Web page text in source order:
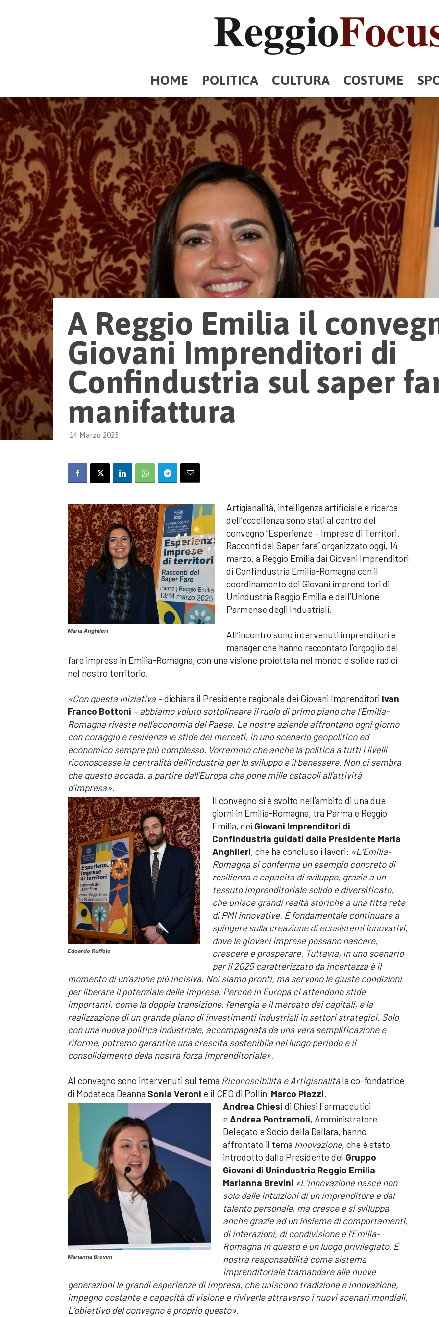
HOME POLITICA CULTURA COSTUME
A Reggio Emilia il
Giovani Imprenditori di
Confindustria sul saper
manifattura
14 Marzo 2025
Maria Anghileri
Artigianalità, intelligenza artificiale e ricerca
dell’eccellenza sono stati al centro del
convegno “Esperienze – Imprese di Territori.
Racconti del Saper fare” organizzato oggi, 14
marzo, a Reggio Emilia dai Giovani Imprenditori
di Confindustria Emilia-Romagna con il
coordinamento dei Giovani imprenditori di
Unindustria Reggio Emilia e dell’Unione
Parmense degli Industriali.
All’incontro sono intervenuti imprenditori e
manager che hanno raccontato l’orgoglio del
fare impresa in Emilia-Romagna, con una visione proiettata nel mondo e solide radici
nel nostro territorio.
«Con questa iniziativa –dichiara il Presidente regionale dei Giovani Imprenditori Ivan
Franco Bottoni – abbiamo voluto sottolineare il ruolo di primo piano che l’Emilia-
Romagna riveste nell’economia del Paese. Le nostre aziende affrontano ogni giorno
con coraggio e resilienza le sfide dei mercati, in uno scenario geopolitico ed
economico sempre più complesso. Vorremmo che anche la politica a tutti i livelli
riconoscesse la centralità dell’industria per lo sviluppo e il benessere. Non ci sembra
che questo accada, a partire dall’Europa che pone mille ostacoli all’attività
d’impresa».
Edoardo Ruffolo
Il convegno si è svolto nell’ambito di una due
giorni in Emilia-Romagna, tra Parma e Reggio
Emilia, dei Giovani Imprenditori di
Confindustria guidati dalla Presidente Maria
Anghileri, che ha concluso i lavori: «L’Emilia-
Romagna si conferma un esempio concreto di
resilienza e capacità di sviluppo, grazie a un
tessuto imprenditoriale solido e diversificato,
che unisce grandi realtà storiche a una fitta rete
di PMI innovative. È fondamentale continuare a
spingere sulla creazione di ecosistemi innovativi,
dove le giovani imprese possano nascere,
crescere e prosperare. Tuttavia, in uno scenario
per il 2025 caratterizzato da incertezza è il
momento di un’azione più incisiva. Noi siamo pronti, ma servono le giuste condizioni
per liberare il potenziale delle imprese. Perché in Europa ci attendono sfide
importanti, come la doppia transizione, l’energia e il mercato dei capitali, e la
realizzazione di un grande piano di investimenti industriali in settori strategici. Solo
con una nuova politica industriale, accompagnata da una vera semplificazione e
riforme, potremo garantire una crescita sostenibile nel lungo periodo e il
consolidamento della nostra forza imprenditoriale».
Al convegno sono intervenuti sul tema Riconoscibilità e Artigianalitàla co-fondatrice
di Modateca Deanna Sonia Veroni e il CEO di Pollini Marco Piazzi.
Marianna Brevini
Andrea Chiesi di Chiesi Farmaceutici
e Andrea Pontremoli, Amministratore
Delegato e Socio della Dallara, hanno
affrontato il tema Innovazione, che è stato
introdotto dalla Presidente del Gruppo
Giovani di Unindustria Reggio Emilia
Marianna Brevini «L’innovazione nasce non
solo dalle intuizioni di un imprenditore e dal
talento personale, ma cresce e si sviluppa
anche grazie ad un insieme di comportamenti,
di interazioni, di condivisione e l’Emilia-
Romagna in questo è un luogo privilegiato. È
nostra responsabilità come sistema
imprenditoriale tramandare alle nuove
generazioni le grandi esperienze di impresa, che uniscono tradizione e innovazione,
impegno costante e capacità di visione e riviverle attraverso i nuovi scenari mondiali.
L’obiettivo del convegno è proprio questo».